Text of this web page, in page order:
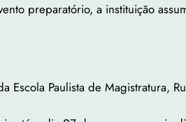
preparatório, a instituição
Paulista de Magistratura,